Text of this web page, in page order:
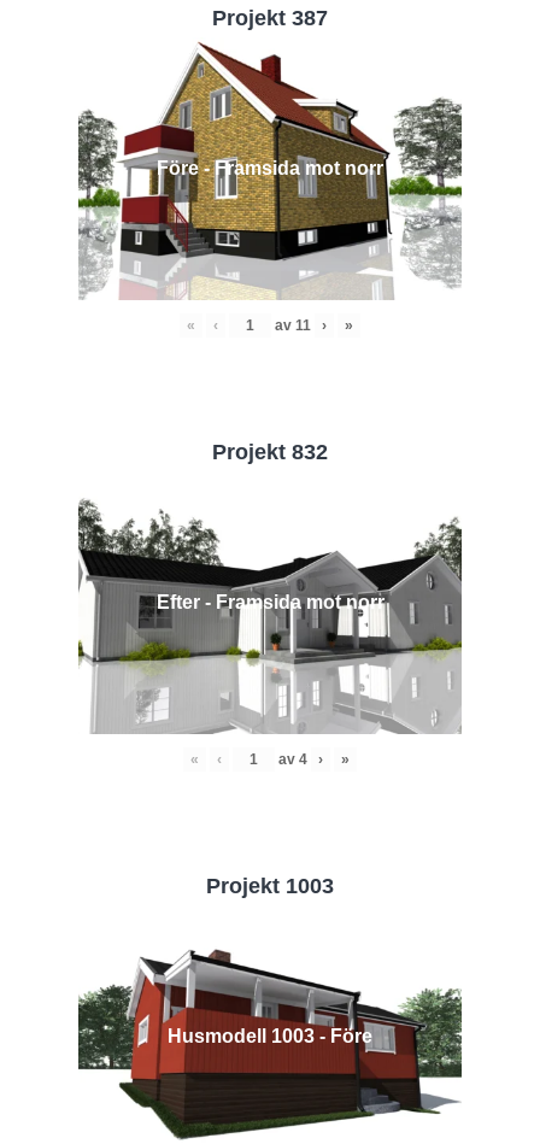
Projekt 387
Före - Framsida mot norr
« ‹ av 11 › »
Projekt 832
Efter - Framsida mot norr
« ‹ av 4 › »
Projekt 1003
Husmodell 1003 - Före